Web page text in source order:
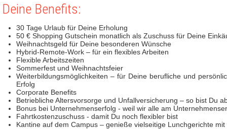
Deine Benefits:
30 Tage Urlaub für Deine Erholung
50 € Shopping Gutschein monatlich als Zuschuss für Deine
Weihnachtsgeld für Deine besonderen Wünsche
Hybrid-Remote-Work – für ein flexibles Arbeiten
Flexible Arbeitszeiten
Sommerfest und Weihnachtsfeier
Weiterbildungsmöglichkeiten – für Deine berufliche und
Erfolg
Corporate Benefits
Betriebliche Altersvorsorge und Unfallversicherung – so bist Du
Bonus bei Unternehmenserfolg - weil wir alle am
Fahrtkostenzuschuss - damit Du noch flexibler bist
Kantine auf dem Campus – genieße vielseitige Lunchgerichte